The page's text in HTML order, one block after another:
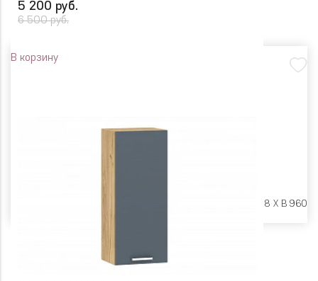
5 200 руб.
6 500 руб.
В корзину
Ш 450 X Г 318 X В 960